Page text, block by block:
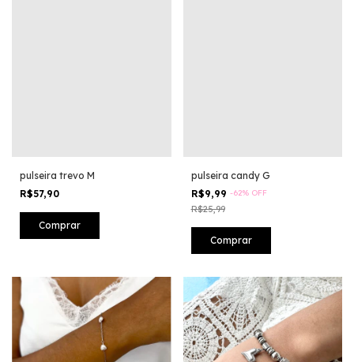
pulseira trevo M
R$57,90
Comprar
pulseira candy G
R$9,99 -62% OFF
R$25,99